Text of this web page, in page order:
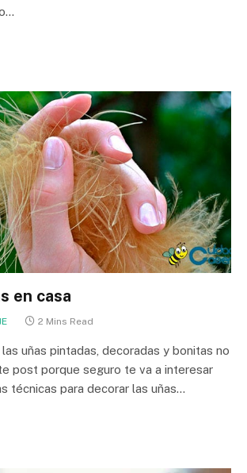
en casa
2 Mins Read
uñas pintadas, decoradas y bonitas no
post porque seguro te va a interesar
técnicas para decorar las uñas…